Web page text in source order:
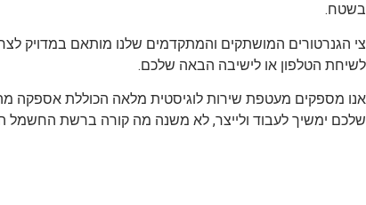
בשטח.
צי הגנרטורים המושתקים והמתקדמים שלנו מותאם במדויק
לשיחת הטלפון או לישיבה הבאה שלכם.
שלכם ימשיך לעבוד ולייצר, לא משנה מה קורה ברשת החשמל